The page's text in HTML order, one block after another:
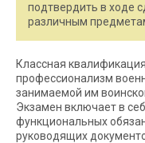
подтвердить в ходе
различным
Классная
профессионализм
занимаемой им
Экзамен включает в
функциональных
руководящих